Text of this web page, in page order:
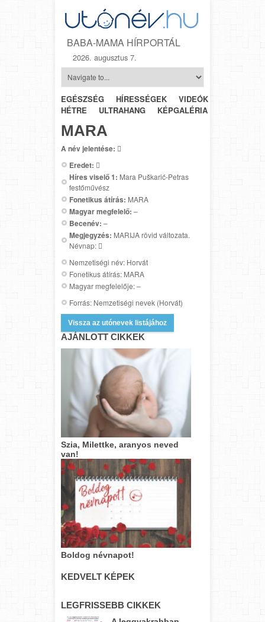
BABA-MAMA HÍRPORTÁL
2026. augusztus 7.
EGÉSZSÉG HÍRESSÉGEK VIDEÓK
HÉTRŐL-
HÉTRE
ULTRAHANG KÉPGALÉRIA
MARA
A név jelentése: 
Eredet: 
Híres viselő 1: Mara Puškarić-Petras
festőművész
Fonetikus átírás: MARA
Magyar megfelelő: –
Becenév: –
Megjegyzés: MARIJA rövid változata.
Névnap: 
Nemzetiségi név: Horvát
Fonetikus átírás: MARA
Magyar megfelelője: –
Forrás: Nemzetiségi nevek (Horvát)
Vissza az utónevek listájához
AJÁNLOTT CIKKEK
Szia, Milettke, aranyos neved
van!
Boldog névnapot!
KEDVELT KÉPEK
LEGFRISSEBB CIKKEK